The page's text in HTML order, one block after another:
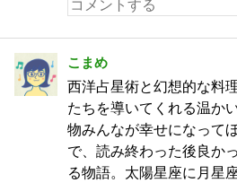
こまめ
西洋占星術と幻想的な料
たちを導いてくれる温か
物みんなが幸せになって
で、読み終わった後良か
る物語。太陽星座に月星